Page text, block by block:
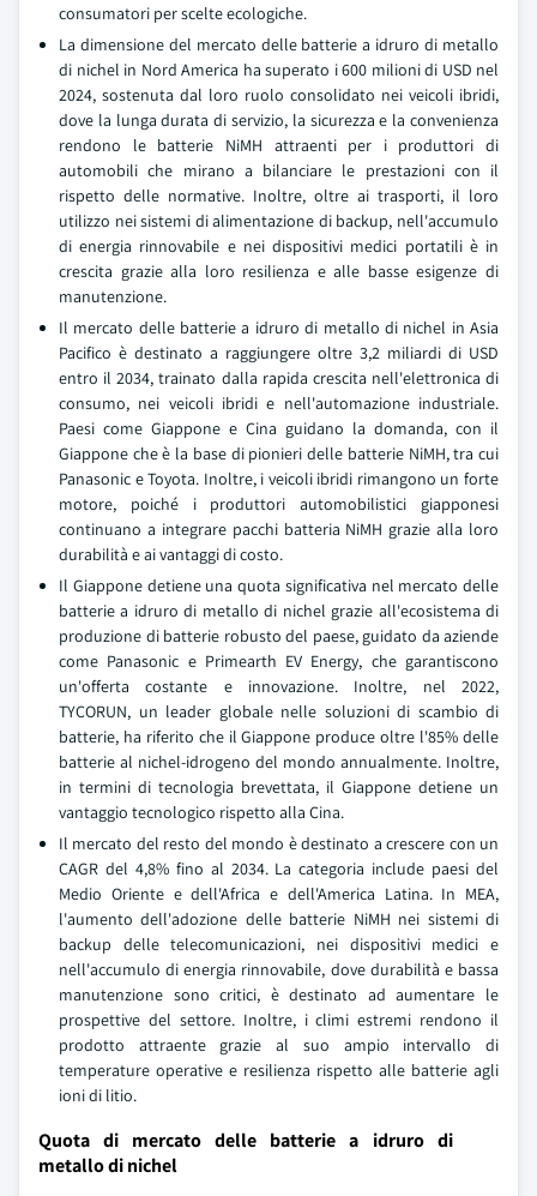
consumatori per scelte ecologiche.
La dimensione del mercato delle batterie a idruro di metallo
di nichel in Nord America ha superato i 600 milioni di USD nel
2024, sostenuta dal loro ruolo consolidato nei veicoli ibridi,
dove la lunga durata di servizio, la sicurezza e la convenienza
rendono le batterie NiMH attraenti per i produttori di
automobili che mirano a bilanciare le prestazioni con il
rispetto delle normative. Inoltre, oltre ai trasporti, il loro
utilizzo nei sistemi di alimentazione di backup, nell'accumulo
di energia rinnovabile e nei dispositivi medici portatili è in
crescita grazie alla loro resilienza e alle basse esigenze di
manutenzione.
Il mercato delle batterie a idruro di metallo di nichel in Asia
Pacifico è destinato a raggiungere oltre 3,2 miliardi di USD
entro il 2034, trainato dalla rapida crescita nell'elettronica di
consumo, nei veicoli ibridi e nell'automazione industriale.
Paesi come Giappone e Cina guidano la domanda, con il
Giappone che è la base di pionieri delle batterie NiMH, tra cui
Panasonic e Toyota. Inoltre, i veicoli ibridi rimangono un forte
motore, poiché i produttori automobilistici giapponesi
continuano a integrare pacchi batteria NiMH grazie alla loro
durabilità e ai vantaggi di costo.
Il Giappone detiene una quota significativa nel mercato delle
batterie a idruro di metallo di nichel grazie all'ecosistema di
produzione di batterie robusto del paese, guidato da aziende
come Panasonic e Primearth EV Energy, che garantiscono
un'offerta costante e innovazione. Inoltre, nel 2022,
TYCORUN, un leader globale nelle soluzioni di scambio di
batterie, ha riferito che il Giappone produce oltre l'85% delle
batterie al nichel-idrogeno del mondo annualmente. Inoltre,
in termini di tecnologia brevettata, il Giappone detiene un
vantaggio tecnologico rispetto alla Cina.
Il mercato del resto del mondo è destinato a crescere con un
CAGR del 4,8% fino al 2034. La categoria include paesi del
Medio Oriente e dell'Africa e dell'America Latina. In MEA,
l'aumento dell'adozione delle batterie NiMH nei sistemi di
backup delle telecomunicazioni, nei dispositivi medici e
nell'accumulo di energia rinnovabile, dove durabilità e bassa
manutenzione sono critici, è destinato ad aumentare le
prospettive del settore. Inoltre, i climi estremi rendono il
prodotto attraente grazie al suo ampio intervallo di
temperature operative e resilienza rispetto alle batterie agli
ioni di litio.
Quota di mercato delle batterie a idruro di
metallo di nichel